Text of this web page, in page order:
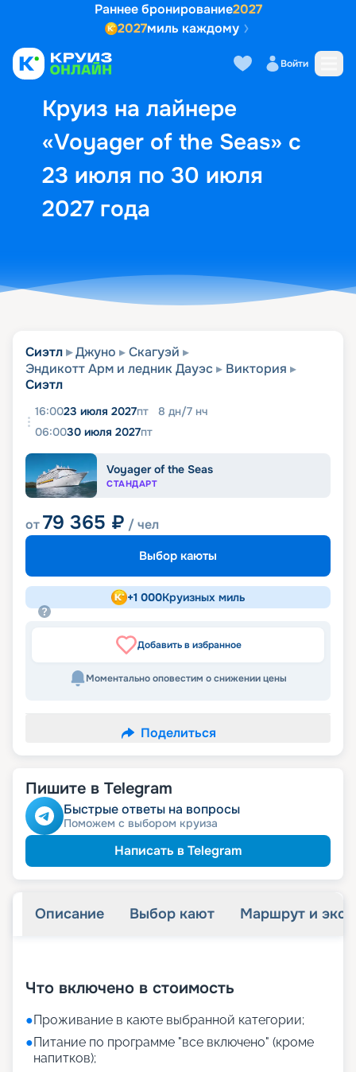
Раннее бронирование2027
2027миль каждому
Войти
Круиз на лайнере
«Voyager of the Seas» с
23 июля по 30 июля
2027 года
Выбор кают Маршрут и
Сиэтл Джуно
Скагуэй
Эндикотт Арм и ледник Дауэс
Виктория
Сиэтл
16:0023 июля 2027пт 8 дн/7 нч
06:0030 июля 2027пт
Voyager of the Seas
СТАНДАРТ
от79 365 ₽ / чел
Выбор каюты
+1 000Круизных миль
Добавить в избранное
Моментально оповестим о снижении цены
Поделиться
Пишите в Telegram
Быстрые ответы на вопросы
Поможем с выбором круиза
Написать в Telegram
Описание Выбор кают Маршрут и
Что включено в стоимость
●Проживание в каюте выбранной категории;
●Питание по программе "все включено" (кроме
напитков);